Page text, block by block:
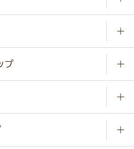
プ
う